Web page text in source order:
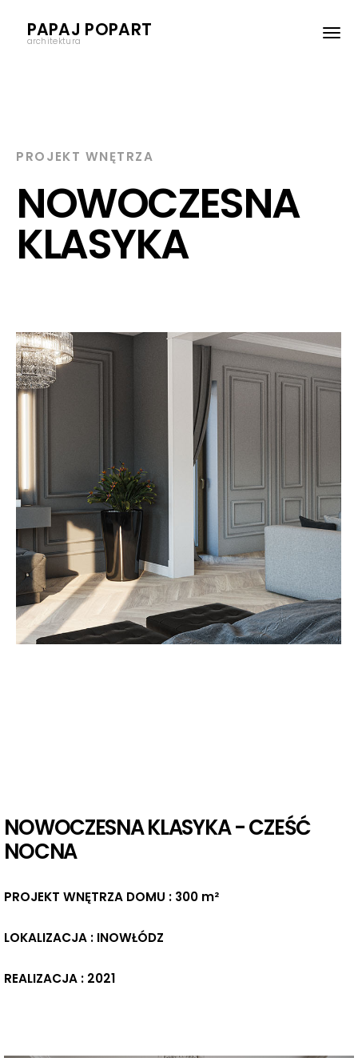
PAPAJ POPART
architektura
PROJEKT WNĘTRZA
NOWOCZESNA
KLASYKA
NOWOCZESNA KLASYKA - CZEŚĆ
NOCNA
PROJEKT WNĘTRZA DOMU : 300 m²
LOKALIZACJA : INOWŁÓDZ
REALIZACJA : 2021